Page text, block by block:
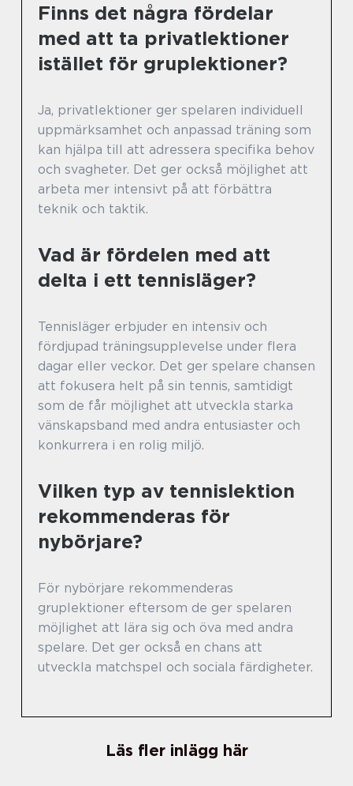
Finns det några fördelar
med att ta privatlektioner
istället för gruplektioner?
Ja, privatlektioner ger spelaren individuell
uppmärksamhet och anpassad träning som
kan hjälpa till att adressera specifika behov
och svagheter. Det ger också möjlighet att
arbeta mer intensivt på att förbättra
teknik och taktik.
Vad är fördelen med att
delta i ett tennisläger?
Tennisläger erbjuder en intensiv och
fördjupad träningsupplevelse under flera
dagar eller veckor. Det ger spelare chansen
att fokusera helt på sin tennis, samtidigt
som de får möjlighet att utveckla starka
vänskapsband med andra entusiaster och
konkurrera i en rolig miljö.
Vilken typ av tennislektion
rekommenderas för
nybörjare?
För nybörjare rekommenderas
gruplektioner eftersom de ger spelaren
möjlighet att lära sig och öva med andra
spelare. Det ger också en chans att
utveckla matchspel och sociala färdigheter.
Läs fler inlägg här